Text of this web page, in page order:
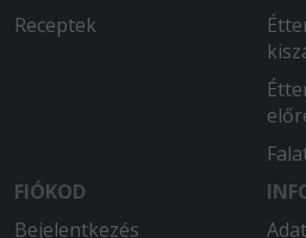
nagyon fekete volt a
modzarella zöldség
friss, a harmadik a
nem kellett volna attól
gyomorrontás lett a
estig! Úgyhogy többet
Receptek
FIÓKOD
Bejelentkezés